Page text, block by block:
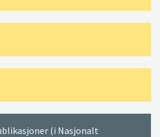
(i Nasjonalt